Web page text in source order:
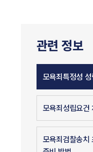
관련 정보
모욕죄특정성
모욕죄성립요건
모욕죄검찰송치